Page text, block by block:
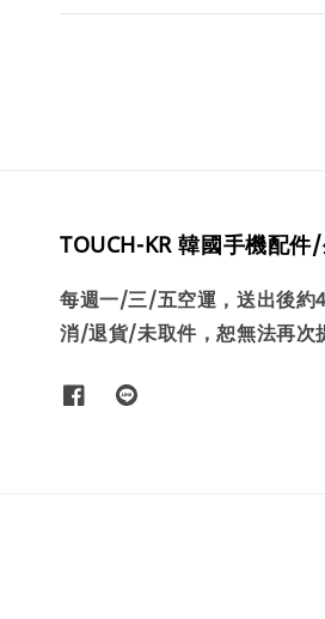
TOUCH-KR 韓國手機配件
每週一/三/五空運，送出後約
消/退貨/未取件，恕無法再次